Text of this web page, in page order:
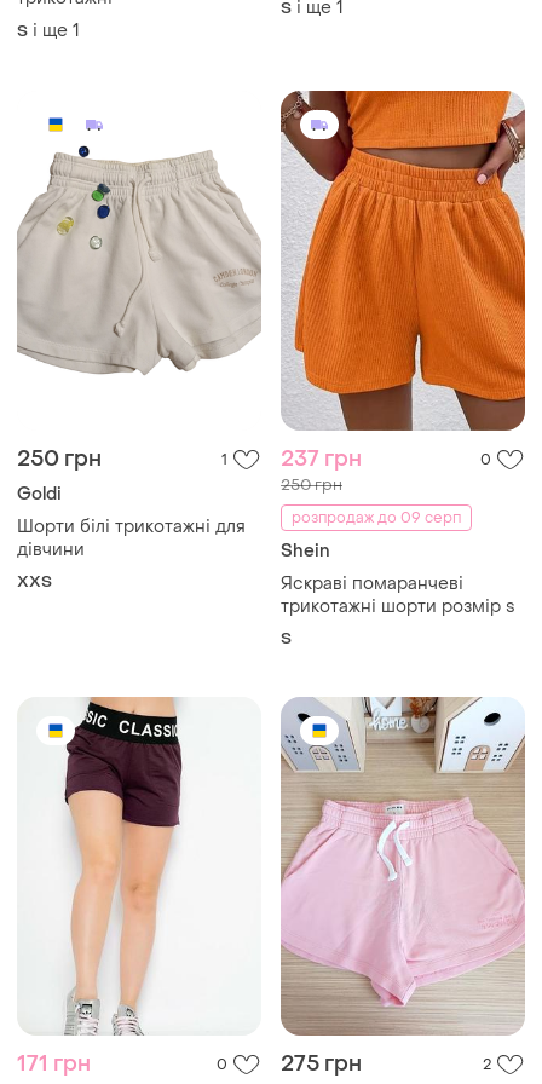
S і ще 1
S і ще 1
250 грн 1
Goldi
Шорти білі трикотажні для
дівчини
XХS
237 грн 0
250 грн
розпродаж до 09 серп
Shein
Яскраві помаранчеві
трикотажні шорти розмір s
S
171 грн 0 275 грн
2